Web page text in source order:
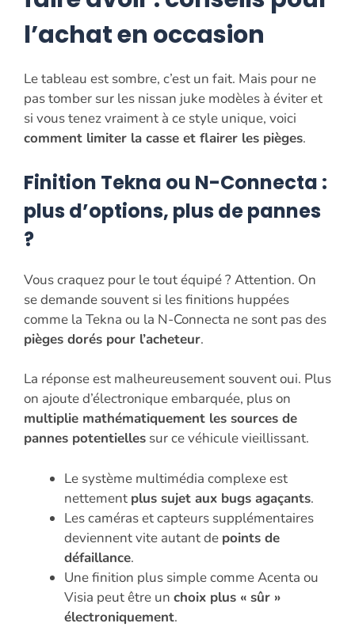
l’achat en occasion
Le tableau est sombre, c’est un fait. Mais pour ne
pas tomber sur les nissan juke modèles à éviter et
si vous tenez vraiment à ce style unique, voici
comment limiter la casse et flairer les pièges.
Finition Tekna ou N-Connecta :
plus d’options, plus de pannes
?
Vous craquez pour le tout équipé ? Attention. On
se demande souvent si les finitions huppées
comme la Tekna ou la N-Connecta ne sont pas des
pièges dorés pour l’acheteur.
La réponse est malheureusement souvent oui. Plus
on ajoute d’électronique embarquée, plus on
multiplie mathématiquement les sources de
pannes potentielles sur ce véhicule vieillissant.
Le système multimédia complexe est
nettement plus sujet aux bugs agaçants.
Les caméras et capteurs supplémentaires
deviennent vite autant de points de
défaillance.
Une finition plus simple comme Acenta ou
Visia peut être un choix plus « sûr »
électroniquement.